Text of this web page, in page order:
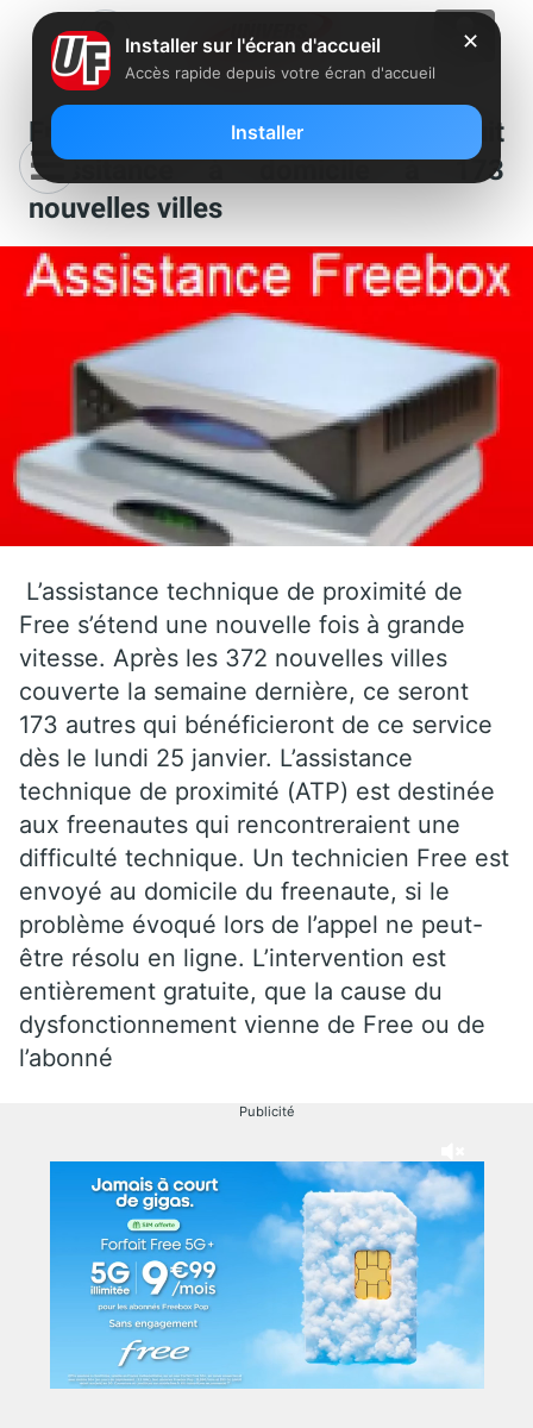
Free étend son service gratuit
d’assitance à domicile à 173
nouvelles villes
L’assistance technique de proximité de
Free s’étend une nouvelle fois à grande
vitesse. Après les 372 nouvelles villes
couverte la semaine dernière, ce seront
173 autres qui bénéficieront de ce service
dès le lundi 25 janvier. L’assistance
technique de proximité (ATP) est destinée
aux freenautes qui rencontreraient une
difficulté technique. Un technicien Free est
envoyé au domicile du freenaute, si le
problème évoqué lors de l’appel ne peut-
être résolu en ligne. L’intervention est
entièrement gratuite, que la cause du
dysfonctionnement vienne de Free ou de
l’abonné
Publicité
✕
Installer sur l'écran d'accueil
Accès rapide depuis votre écran d'accueil
Installer